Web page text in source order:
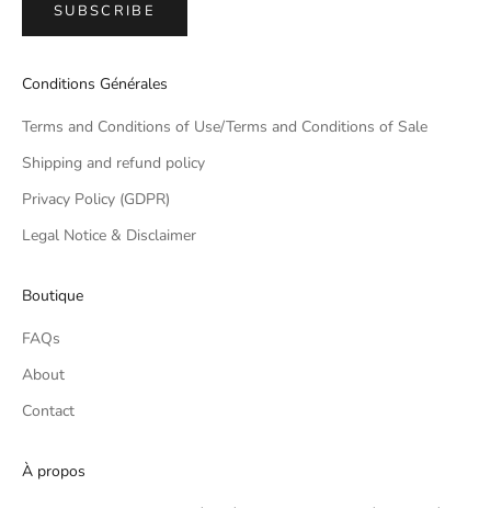
SUBSCRIBE
Conditions Générales
Terms and Conditions of Use/Terms and Conditions of Sale
Shipping and refund policy
Privacy Policy (GDPR)
Legal Notice & Disclaimer
Boutique
FAQs
About
Contact
À propos